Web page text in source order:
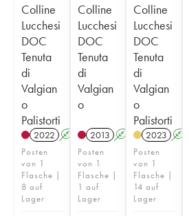
Colline
Lucchesi
DOC
Tenuta
di
Valgian
o
Palistorti
2022 A
Posten
von 1
Flasche |
8 auf
Lager
Colline
Lucchesi
DOC
Tenuta
di
Valgian
o
2013 A
Posten
von 1
Flasche |
1 auf
Lager
Colline
Lucchesi
DOC
Tenuta
di
Valgian
o
Palistorti
2023 A
Posten
von 1
Flasche |
14 auf
Lager